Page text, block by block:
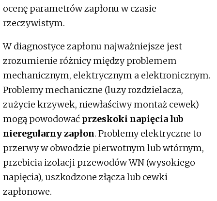
ocenę parametrów zapłonu w czasie
rzeczywistym.
W diagnostyce zapłonu najważniejsze jest
zrozumienie różnicy między problemem
mechanicznym, elektrycznym a elektronicznym.
Problemy mechaniczne (luzy rozdzielacza,
zużycie krzywek, niewłaściwy montaż cewek)
mogą powodować przeskoki napięcia lub
nieregularny zapłon. Problemy elektryczne to
przerwy w obwodzie pierwotnym lub wtórnym,
przebicia izolacji przewodów WN (wysokiego
napięcia), uszkodzone złącza lub cewki
zapłonowe.